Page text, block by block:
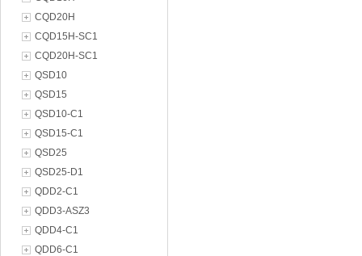
CQD20H
CQD15H-SC1
CQD20H-SC1
QSD10
QSD15
QSD10-C1
QSD15-C1
QSD25
QSD25-D1
QDD2-C1
QDD3-ASZ3
QDD4-C1
QDD6-C1